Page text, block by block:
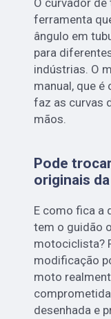
O curvador
ferramenta
ângulo em
para
indústrias. O
manual, que
faz as curvas
mãos.
Pode
originais
E como fica a
tem o guidão
motociclista?
modificação
moto
desenhada e